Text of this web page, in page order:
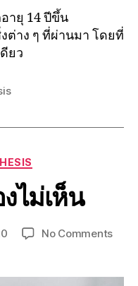
ายุ 14 ปีขึ้น
าง ๆ ที่ผ่านมา โดยที่
ยว
ไม่เห็น
No Comments